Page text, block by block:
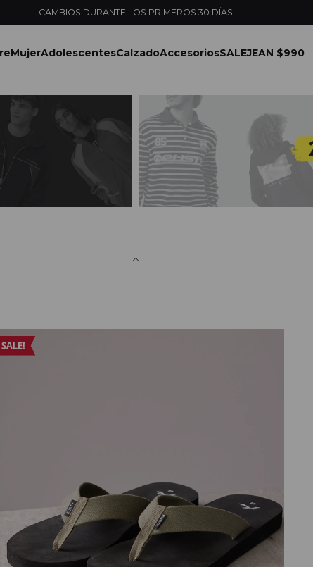
CAMBIOS DURANTE LOS PRIMEROS 30 DÍAS
MujerAdolescentesCalzadoAccesoriosSALEJEAN $990